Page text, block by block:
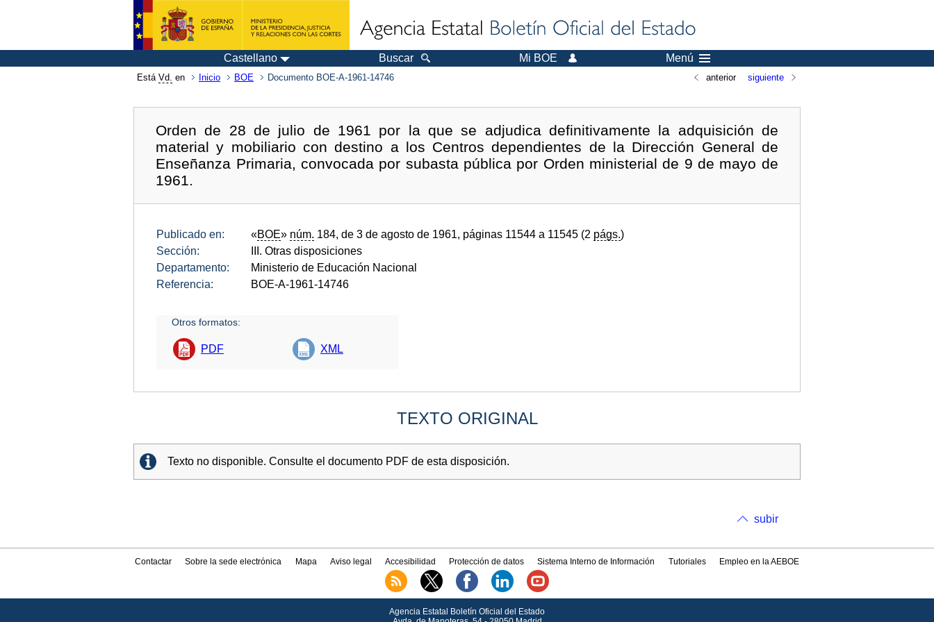
Castellano Buscar Mi BOE Menú
Está Vd. en Inicio BOE Documento BOE-A-1961-14746 anterior siguiente
Orden de 28 de julio de 1961 por la que se adjudica definitivamente la adquisición de
material y mobiliario con destino a los Centros dependientes de la Dirección General de
Enseñanza Primaria, convocada por subasta pública por Orden ministerial de 9 de mayo de
1961.
Publicado en: «BOE» núm. 184, de 3 de agosto de 1961, páginas 11544 a 11545 (2 págs.)
Sección:
III. Otras disposiciones
Departamento:
Ministerio de Educación Nacional
Referencia:
BOE-A-1961-14746
Otros formatos:
PDF XML
TEXTO ORIGINAL
Texto no disponible. Consulte el documento PDF de esta disposición.
subir
Contactar Sobre la sede electrónica Mapa Aviso legal Accesibilidad Protección de datos Sistema Interno de Información Tutoriales Empleo en la AEBOE
Agencia Estatal Boletín Oficial del Estado